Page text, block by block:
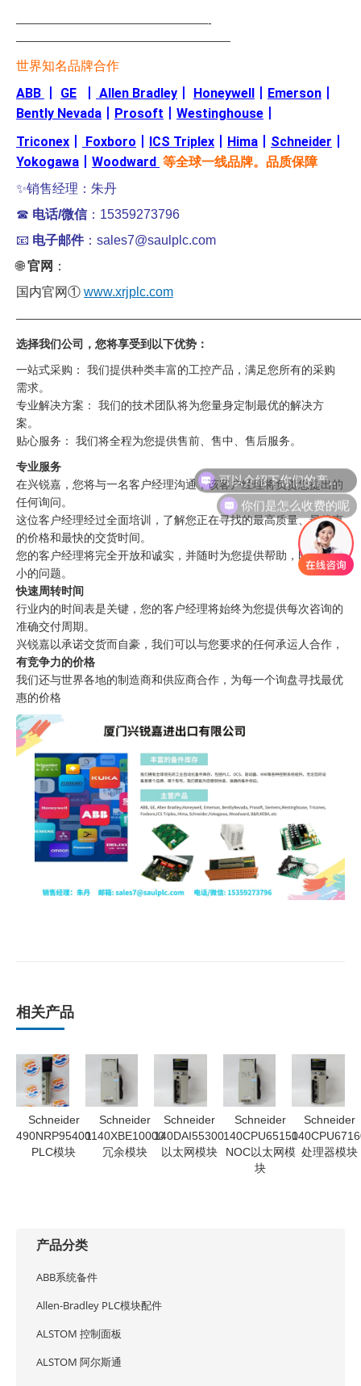
—————————————————-
———————————————————
世界知名品牌合作
ABB GE Allen Bradley Honeywell Emerson
Bently Nevada
Prosoft Westinghouse
Triconex
Foxboro ICS Triplex Hima Schneider
Yokogawa
Woodward 等全球一线品牌。品质保障
✨销售经理：朱丹
☎ 电话/微信：15359273796
📧 电子邮件：sales7@saulplc.com
🌐官网 ：
国内官网① www.xrjplc.com
选择我们公司，您将享受到以下优势：
一站式采购： 我们提供种类丰富的工控产品，满足您所有的采购
需求。
专业解决方案： 我们的技术团队将为您量身定制最优的解决方
案。
贴心服务： 我们将全程为您提供售前、售中、售后服务。
专业服务
在兴锐嘉，您将与一名客户经理沟通，该客户经理将负责您提出的
任何询问。
这位客户经理经过全面培训，了解您正在寻找的最高质量、最优惠
的价格和最快的交货时间。
您的客户经理将完全开放和诚实，并随时为您提供帮助，即使是最
小的问题。
快速周转时间
行业内的时间表是关键，您的客户经理将始终为您提供每次咨询的
准确交付周期。
兴锐嘉以承诺交货而自豪，我们可以与您要求的任何承运人合作，
有竞争力的价格
我们还与世界各地的制造商和供应商合作，为每一个询盘寻找最优
惠的价格
相关产品
Schneider
490NRP95400
PLC模块
Schneider
1140XBE10000
冗余模块
Schneider
140DAI55300
以太网模块
Schneider
140CPU65150
NOC以太网模
块
Schneider
处理器模块
产品分类
ABB系统备件
Allen-Bradley PLC模块配件
ALSTOM 控制面板
ALSTOM 阿尔斯通
你们是怎么收费的呢